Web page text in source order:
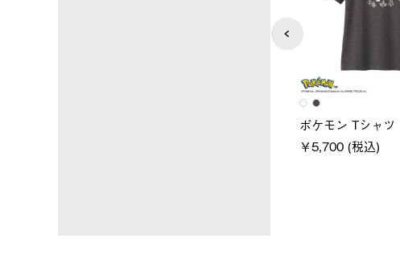
レディース
ノーメイクフーディ
￥5,940 (税込)